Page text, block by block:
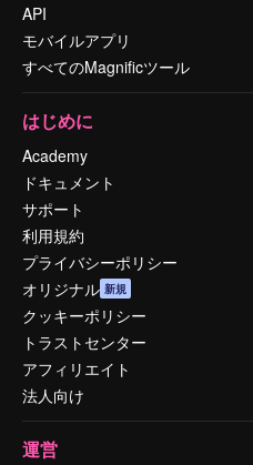
API
モバイルアプリ
すべてのMagnificツール
はじめに
Academy
ドキュメント
サポート
利用規約
プライバシーポリシー
オリジナル 新規
クッキーポリシー
トラストセンター
アフィリエイト
法人向け
運営